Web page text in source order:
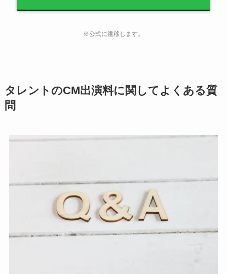
※公式に遷移します。
タレントのCM出演料に関してよくある質
問